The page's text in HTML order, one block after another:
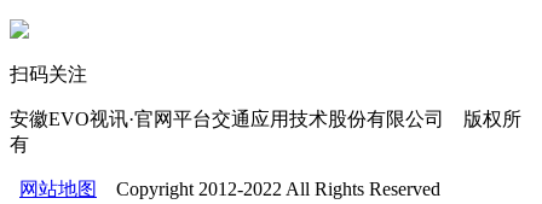
扫码关注
安徽EVO视讯·官网平台交通应用技术股份有限公司 版权所
有
网站地图 Copyright 2012-2022 All Rights Reserved